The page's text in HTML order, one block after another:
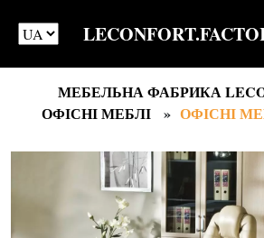
МЕБЕЛЬНА ФАБРИКА
ОФІСНІ МЕБЛІ
ОФІСНІ